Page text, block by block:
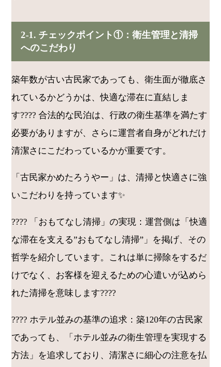
2-1. チェックポイント①：衛生管理と清掃
へのこだわり
築年数が古い古民家であっても、衛生面が徹底さ
れているかどうかは、快適な滞在に直結しま
す???? 合法的な民泊は、行政の衛生基準を満たす
必要がありますが、さらに運営者自身がどれだけ
清潔さにこだわっているかが重要です。
「古民家かめたろうやー」は、清掃と快適さに強
いこだわりを持っています✨
???? 「おもてなし清掃」の実現：運営側は「快適
な滞在を支える”おもてなし清掃”」を掲げ、その
哲学を紹介しています。これは単に掃除をするだ
けでなく、お客様を迎えるための心遣いが込めら
れた清掃を意味します????
???? ホテル並みの基準の追求：築120年の古民家
であっても、「ホテル並みの衛生管理を実現する
方法」を追求しており、清潔さに細心の注意を払